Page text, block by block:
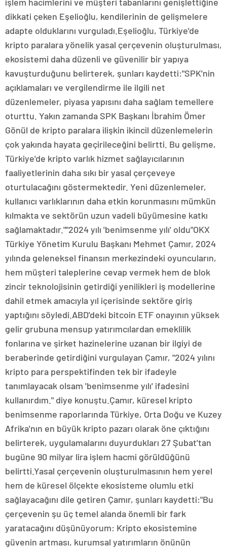
dikkati çeken Eşelioğlu, kendilerinin de gelişmelere
adapte olduklarını vurguladı.Eşelioğlu, Türkiye'de
kripto paralara yönelik yasal çerçevenin oluşturulması,
ekosistemi daha düzenli ve güvenilir bir yapıya
kavuşturduğunu belirterek, şunları kaydetti:"SPK'nin
açıklamaları ve vergilendirme ile ilgili net
düzenlemeler, piyasa yapısını daha sağlam temellere
oturttu. Yakın zamanda SPK Başkanı İbrahim Ömer
Gönül de kripto paralara ilişkin ikincil düzenlemelerin
çok yakında hayata geçirileceğini belirtti. Bu gelişme,
Türkiye'de kripto varlık hizmet sağlayıcılarının
faaliyetlerinin daha sıkı bir yasal çerçeveye
oturtulacağını göstermektedir. Yeni düzenlemeler,
kullanıcı varlıklarının daha etkin korunmasını mümkün
kılmakta ve sektörün uzun vadeli büyümesine katkı
sağlamaktadır.""2024 yılı 'benimsenme yılı' oldu"OKX
Türkiye Yönetim Kurulu Başkanı Mehmet Çamır, 2024
yılında geleneksel finansın merkezindeki oyuncuların,
hem müşteri taleplerine cevap vermek hem de blok
zincir teknolojisinin getirdiği yenilikleri iş modellerine
dahil etmek amacıyla yıl içerisinde sektöre giriş
yaptığını söyledi.ABD'deki bitcoin ETF onayının yüksek
gelir grubuna mensup yatırımcılardan emeklilik
fonlarına ve şirket hazinelerine uzanan bir ilgiyi de
beraberinde getirdiğini vurgulayan Çamır, "2024 yılını
kripto para perspektifinden tek bir ifadeyle
tanımlayacak olsam 'benimsenme yılı' ifadesini
kullanırdım." diye konuştu.Çamır, küresel kripto
benimsenme raporlarında Türkiye, Orta Doğu ve Kuzey
Afrika'nın en büyük kripto pazarı olarak öne çıktığını
belirterek, uygulamalarını duyurdukları 27 Şubat'tan
bugüne 90 milyar lira işlem hacmi görüldüğünü
belirtti.Yasal çerçevenin oluşturulmasının hem yerel
hem de küresel ölçekte ekosisteme olumlu etki
sağlayacağını dile getiren Çamır, şunları kaydetti:"Bu
çerçevenin şu üç temel alanda önemli bir fark
yaratacağını düşünüyorum: Kripto ekosistemine
güvenin artması, kurumsal yatırımların önünün